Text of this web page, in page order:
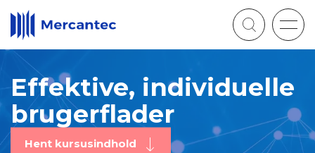
Effektive, individuelle
brugerflader
Hent kursusindhold